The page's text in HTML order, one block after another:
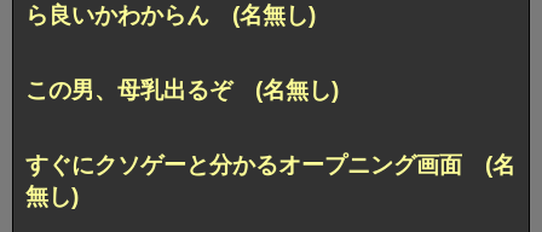
ら良いかわからん (名無し)
この男、母乳出るぞ (名無し)
すぐにクソゲーと分かるオープニング画面 (名
無し)